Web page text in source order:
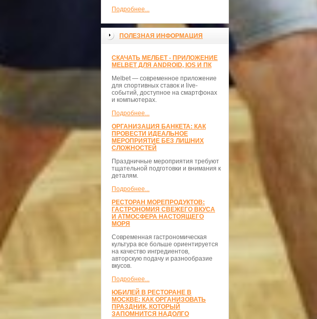
Подробнее...
ПОЛЕЗНАЯ ИНФОРМАЦИЯ
СКАЧАТЬ МЕЛБЕТ - ПРИЛОЖЕНИЕ
MELBET ДЛЯ ANDROID, IOS И ПК
Melbet — современное приложение
для спортивных ставок и live-
событий, доступное на смартфонах
и компьютерах.
Подробнее...
ОРГАНИЗАЦИЯ БАНКЕТА: КАК
ПРОВЕСТИ ИДЕАЛЬНОЕ
МЕРОПРИЯТИЕ БЕЗ ЛИШНИХ
СЛОЖНОСТЕЙ
Праздничные мероприятия требуют
тщательной подготовки и внимания к
деталям.
Подробнее...
РЕСТОРАН МОРЕПРОДУКТОВ:
ГАСТРОНОМИЯ СВЕЖЕГО ВКУСА
И АТМОСФЕРА НАСТОЯЩЕГО
МОРЯ
Современная гастрономическая
культура все больше ориентируется
на качество ингредиентов,
авторскую подачу и разнообразие
вкусов.
Подробнее...
ЮБИЛЕЙ В РЕСТОРАНЕ В
МОСКВЕ: КАК ОРГАНИЗОВАТЬ
ПРАЗДНИК, КОТОРЫЙ
ЗАПОМНИТСЯ НАДОЛГО